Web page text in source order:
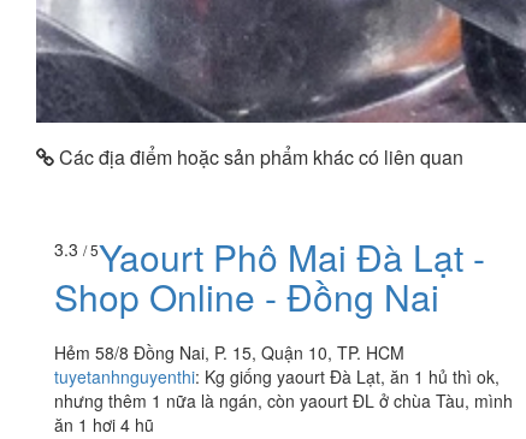
Các địa điểm hoặc sản phẩm khác có liên quan
3.3 / 5Yaourt Phô Mai Đà Lạt -
Shop Online - Đồng Nai
Hẻm 58/8 Đồng Nai, P. 15, Quận 10, TP. HCM
tuyetanhnguyenthi: Kg giống yaourt Đà Lạt, ăn 1 hủ thì ok,
nhưng thêm 1 nữa là ngán, còn yaourt ĐL ở chùa Tàu, mình
ăn 1 hơi 4 hũ